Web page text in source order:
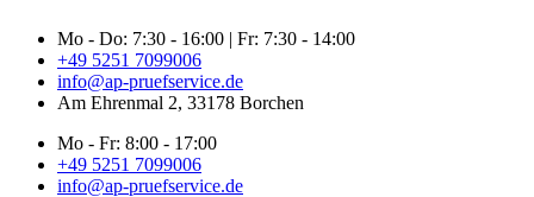
Inhalt
springen
Mo - Do: 7:30 - 16:00 | Fr: 7:30 - 14:00
+49 5251 7099006
info@ap-pruefservice.de
Am Ehrenmal 2, 33178 Borchen
Mo - Fr: 8:00 - 17:00
+49 5251 7099006
info@ap-pruefservice.de